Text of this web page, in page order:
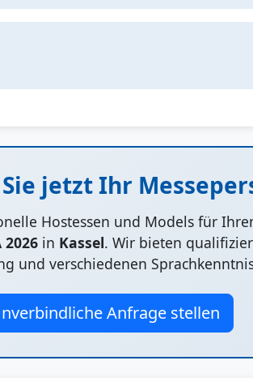
jetzt Ihr
Hostessen und Models für
2026 in Kassel. Wir bieten
und verschiedenen
Anfrage stellen